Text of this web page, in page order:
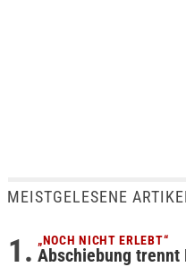
MEISTGELESENE
„NOCH NICHT ERLEBT“
Abschiebung